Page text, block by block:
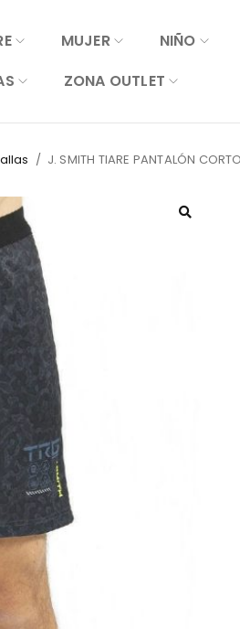
MUJER NIÑO
ZONA OUTLET
/ J. SMITH TIARE PANTALÓN